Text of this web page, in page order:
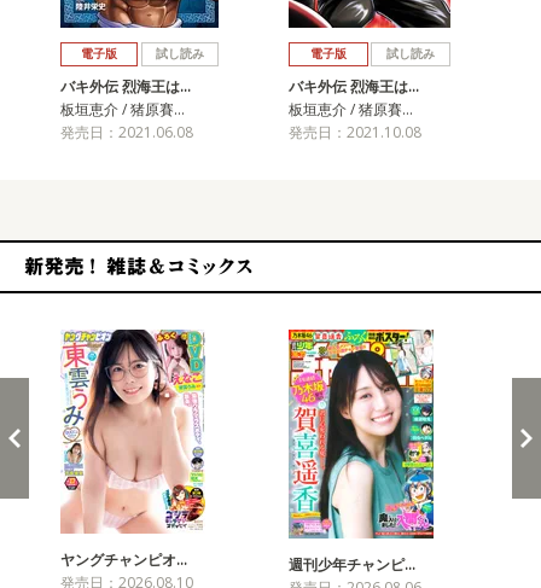
電子版 試し読み
バキ外伝 烈海王は…
板垣恵介 / 猪原賽…
発売日：2021.06.08
電子版 試し読み
バキ外伝 烈海王は…
板垣恵介 / 猪原賽…
発売日：2021.10.08
ヤングチャンピオ…
発売日：2026.08.10
週刊少年チャンピ…